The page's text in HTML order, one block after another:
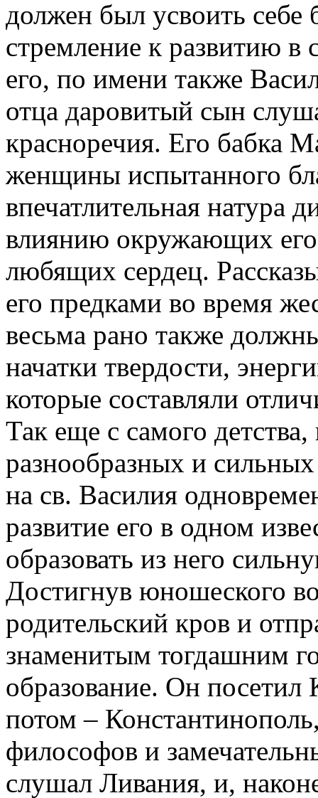
должен был усвоить себе
стремление к развитию в
его, по имени также
отца даровитый сын
красноречия. Его бабка
женщины испытанного
впечатлительная натура
влиянию окружающих
любящих сердец.
его предками во время
весьма рано также
начатки твердости,
которые составляли
Так еще с самого
разнообразных и
на св. Василия
развитие его в одном
образовать из него
Достигнув юношеского
родительский кров и
знаменитым тогдашним
образование. Он
потом –
философов и
слушал Ливания, и,